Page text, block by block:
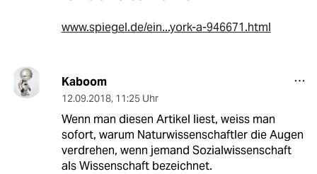
www.spiegel.de/ein...york-a-946671.html
Kaboom
12.09.2018, 11:25 Uhr
Wenn man diesen Artikel liest, weiss man
sofort, warum Naturwissenschaftler die Augen
verdrehen, wenn jemand Sozialwissenschaft
als Wissenschaft bezeichnet.